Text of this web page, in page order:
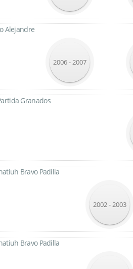
Alejandre
2006 - 2007
Granados
Bravo Padilla
2002 - 2003
Bravo Padilla